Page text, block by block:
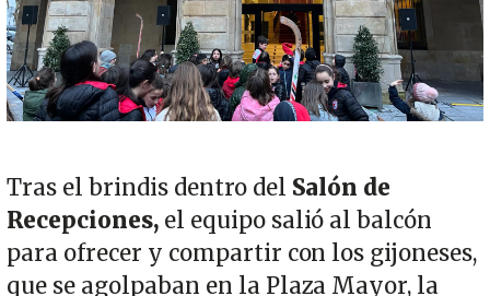
Tras el brindis dentro del Salón de
Recepciones, el equipo salió al balcón
para ofrecer y compartir con los gijoneses,
que se agolpaban en la Plaza Mayor, la